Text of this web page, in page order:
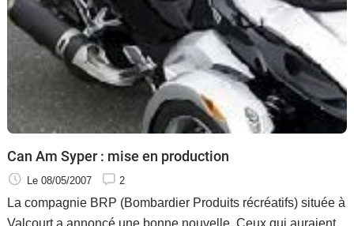
Can Am Syper : mise en production
Le 08/05/2007 2
La compagnie BRP (Bombardier Produits récréatifs) située à
Valcourt a annoncé une bonne nouvelle. Ceux qui auraient